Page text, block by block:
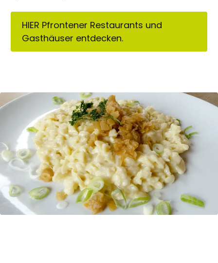
HIER Pfrontener Restaurants und
Gasthäuser entdecken.